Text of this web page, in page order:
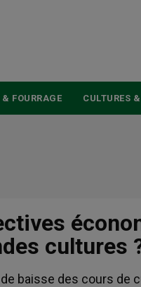
& FOURRAGE CULTURES
cultures
baisse des cours de